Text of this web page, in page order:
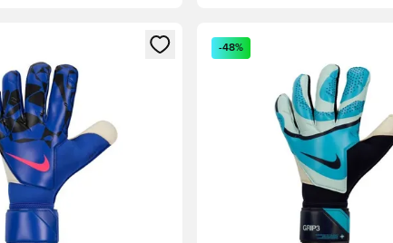
regisztrációhoz
modált a bejelentkezéshez vagy a tagként való
Megnyit egy modált a
-48%